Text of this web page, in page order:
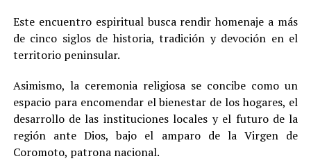
Este encuentro espiritual busca rendir homenaje a más
de cinco siglos de historia, tradición y devoción en el
territorio peninsular.
Asimismo, la ceremonia religiosa se concibe como un
espacio para encomendar el bienestar de los hogares, el
desarrollo de las instituciones locales y el futuro de la
región ante Dios, bajo el amparo de la Virgen de
Coromoto, patrona nacional.